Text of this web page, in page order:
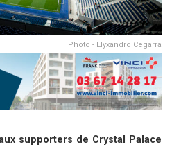
Photo - Elyxandro Cegarra
supporters de Crystal Palace